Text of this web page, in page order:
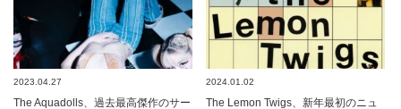
2023.04.27
The Aquadolls、過去最高傑作のサー
2024.01.02
The Lemon Twigs、新年最初のニュ